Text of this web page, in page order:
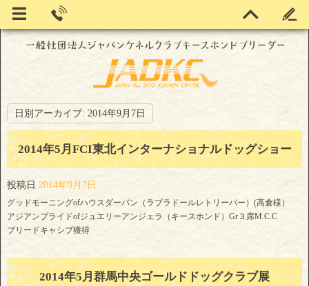
日別アーカイブ: 2014年9月7日
2014年5月FCI東北インターナショナルドッグショー
投稿日 2014年9月7日
グッドモーニングofハウスダーバン（ラブラドールレトリーバー）(高倉様）
アジアンプライドofジュエリーアンジェラ（キースホンド）Gr３席M.C.C
ブリードキャシブ獲得
2014年5月群馬中央ゴールドドッグクラブ展